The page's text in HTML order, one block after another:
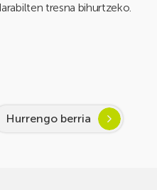
tresna bihurtzeko.
Hurrengo berria